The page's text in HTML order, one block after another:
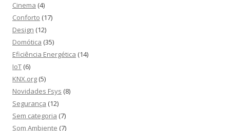
Cinema (4)
Conforto (17)
Design (12)
Domótica (35)
Eficiência Energética (14)
IoT (6)
KNX.org (5)
Novidades Fsys (8)
Segurança (12)
Sem categoria (7)
Som Ambiente (7)